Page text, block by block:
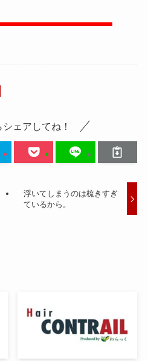
ェアしてね！
浮いてしまうのは梳きすぎ
ているから。